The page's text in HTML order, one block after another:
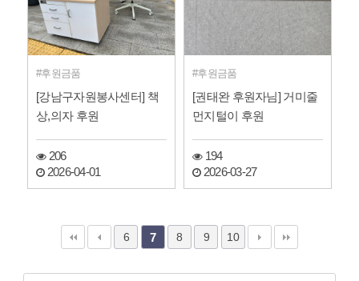
후원금품
[강남구자원봉사센터] 책
상,의자 후원
206
2026-04-01
후원금품
[권태완 후원자님] 거미줄
먼지털이 후원
194
2026-03-27
6 7 8 9 10